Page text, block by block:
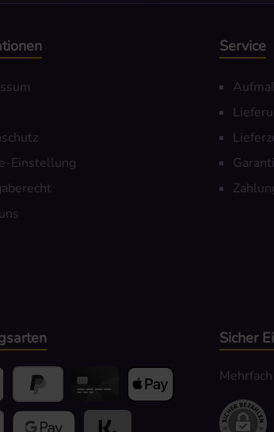
Einstellung
Service
PayPal Kredit- oder Debitkarte
Apple Pay
Sicher